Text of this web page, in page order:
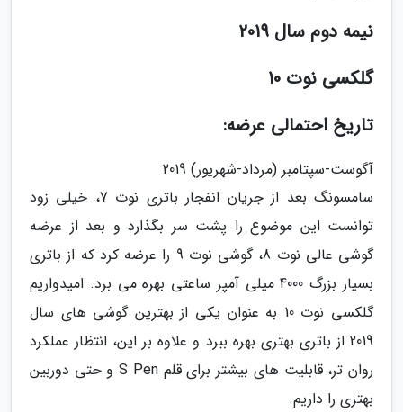
نیمه دوم سال 2019
گلکسی نوت 10
تاریخ احتمالی عرضه:
آگوست-سپتامبر (مرداد-شهریور) 2019
سامسونگ بعد از جریان انفجار باتری نوت 7، خیلی زود
توانست این موضوع را پشت سر بگذارد و بعد از عرضه
گوشی عالی نوت 8، گوشی نوت 9 را عرضه کرد که از باتری
بسیار بزرگ 4000 میلی آمپر ساعتی بهره می برد. امیدواریم
گلکسی نوت 10 به عنوان یکی از بهترین گوشی های سال
2019 از باتری بهتری بهره ببرد و علاوه بر این، انتظار عملکرد
روان تر، قابلیت های بیشتر برای قلم S Pen و حتی دوربین
بهتری را داریم.